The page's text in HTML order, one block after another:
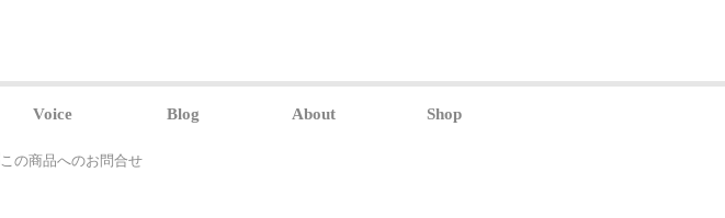
Voice Blog About Shop